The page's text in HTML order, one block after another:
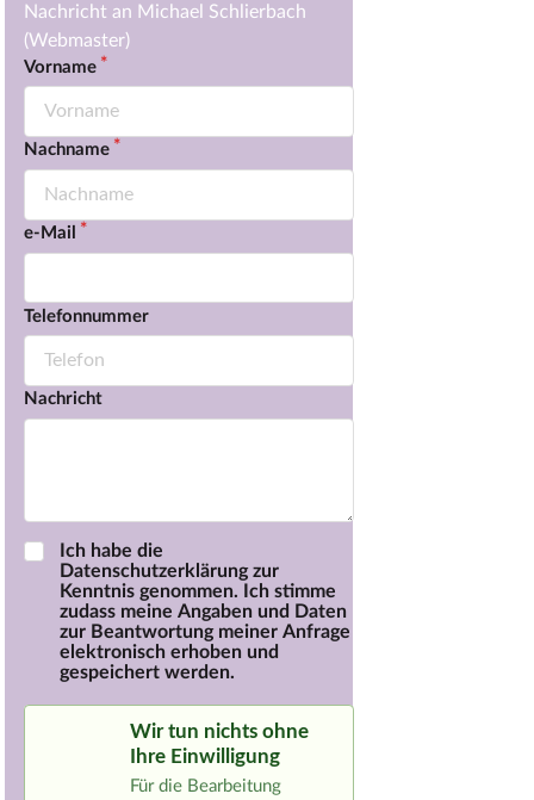
Nachricht an Michael Schlierbach
(Webmaster)
Vorname
Nachname
e-Mail
Telefonnummer
Nachricht
Ich habe die
Datenschutzerklärung zur
Kenntnis genommen. Ich stimme
zudass meine Angaben und Daten
zur Beantwortung meiner Anfrage
elektronisch erhoben und
gespeichert werden.
Wir tun nichts ohne
Ihre Einwilligung
Für die Bearbeitung